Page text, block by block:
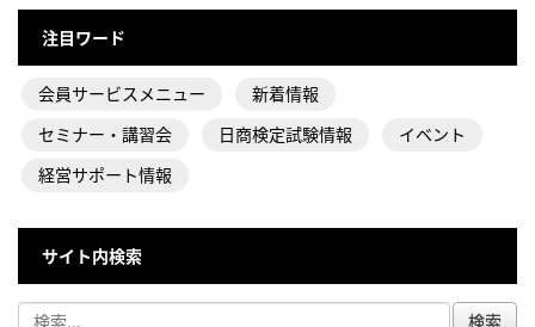
注目ワード
会員サービスメニュー
新着情報
セミナー・講習会
日商検定試験情報
イベント
経営サポート情報
サイト内検索